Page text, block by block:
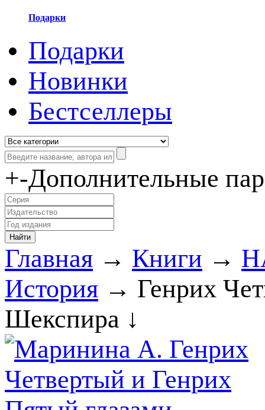
Подарки
Подарки
Новинки
Бестселлеры
+-Дополнительные
Главная → Книги →
История → Генрих
Шекспира ↓